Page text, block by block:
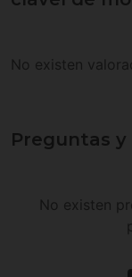
No existen
Preguntas
No existen